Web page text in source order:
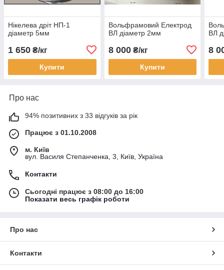
Нікелева дріт НП-1
діаметр 5мм
1 650 ₴/кг
Купити
Вольфрамовий Електрод
ВЛ діаметр 2мм
8 000₴/кг
Купити
ВЛ
8
Про нас
94% позитивних з 33 відгуків за рік
Працює з 01.10.2008
м. Київ
вул. Василя Степанченка, 3, Київ, Україна
Контакти
Сьогодні працює з 08:00 до 16:00
Показати весь графік роботи
Про нас
Контакти